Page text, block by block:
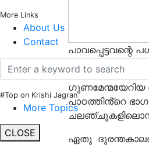
More Links
About Us
Contact
#Top on Krishi Jagran
More Topics
CLOSE
വീട്ടമ്മമാര്ക്ക്
ഗുണമേന്മയേറിയ
പാഠത്തിൻ്റെ
ഏതു